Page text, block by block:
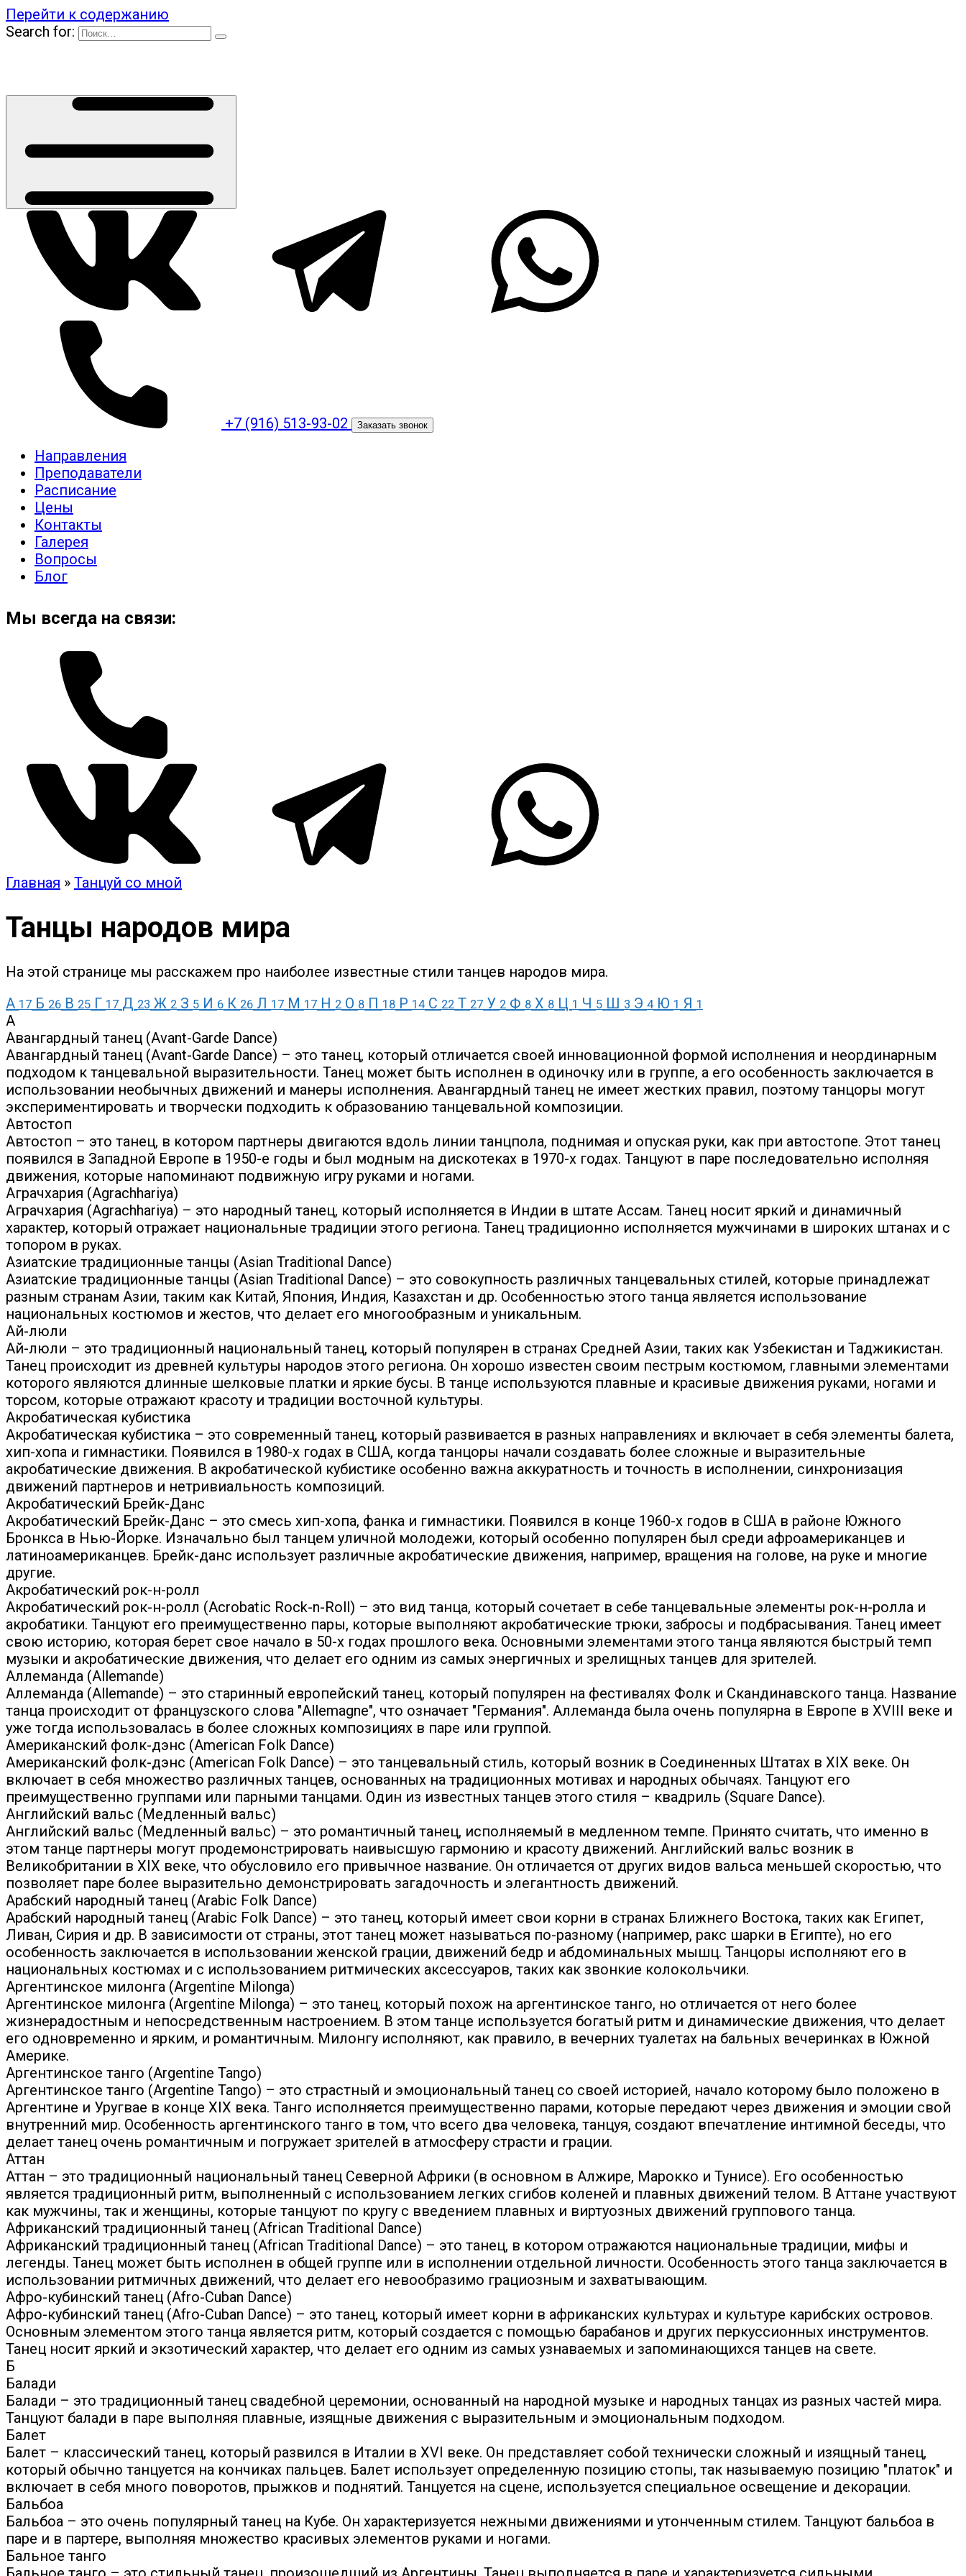
Перейти к содержанию
Search for:
+7 (916) 513-93-02 Заказать звонок
Направления
Преподаватели
Расписание
Цены
Контакты
Галерея
Вопросы
Блог
Мы всегда на связи:
Главная » Танцуй со мной
Танцы народов мира
На этой странице мы расскажем про наиболее известные стили танцев народов мира.
А 17 Б 26 В 25 Г 17 Д 23 Ж 2 З 5 И 6 К 26 Л 17 М 17 Н 2 О 8 П 18 Р 14 С 22 Т 27 У 2 Ф 8 Х 8 Ц 1 Ч 5 Ш 3 Э 4 Ю 1 Я 1
А
Авангардный танец (Avant-Garde Dance)
Авангардный танец (Avant-Garde Dance) – это танец, который отличается своей инновационной формой исполнения и неординарным
подходом к танцевальной выразительности. Танец может быть исполнен в одиночку или в группе, а его особенность заключается в
использовании необычных движений и манеры исполнения. Авангардный танец не имеет жестких правил, поэтому танцоры могут
экспериментировать и творчески подходить к образованию танцевальной композиции.
Автостоп
Автостоп – это танец, в котором партнеры двигаются вдоль линии танцпола, поднимая и опуская руки, как при автостопе. Этот танец
появился в Западной Европе в 1950-е годы и был модным на дискотеках в 1970-х годах. Танцуют в паре последовательно исполняя
движения, которые напоминают подвижную игру руками и ногами.
Аграчхария (Agrachhariya)
Аграчхария (Agrachhariya) – это народный танец, который исполняется в Индии в штате Ассам. Танец носит яркий и динамичный
характер, который отражает национальные традиции этого региона. Танец традиционно исполняется мужчинами в широких штанах и с
топором в руках.
Азиатские традиционные танцы (Asian Traditional Dance)
Азиатские традиционные танцы (Asian Traditional Dance) ­– это совокупность различных танцевальных стилей, которые принадлежат
разным странам Азии, таким как Китай, Япония, Индия, Казахстан и др. Особенностью этого танца является использование
национальных костюмов и жестов, что делает его многообразным и уникальным.
Ай-люли
Ай-люли – это традиционный национальный танец, который популярен в странах Средней Азии, таких как Узбекистан и Таджикистан.
Танец происходит из древней культуры народов этого региона. Он хорошо известен своим пестрым костюмом, главными элементами
которого являются длинные шелковые платки и яркие бусы. В танце используются плавные и красивые движения руками, ногами и
торсом, которые отражают красоту и традиции восточной культуры.
Акробатическая кубистика
Акробатическая кубистика – это современный танец, который развивается в разных направлениях и включает в себя элементы балета,
хип-хопа и гимнастики. Появился в 1980-х годах в США, когда танцоры начали создавать более сложные и выразительные
акробатические движения. В акробатической кубистике особенно важна аккуратность и точность в исполнении, синхронизация
движений партнеров и нетривиальность композиций.
Акробатический Брейк-Данс
Акробатический Брейк-Данс – это смесь хип-хопа, фанка и гимнастики. Появился в конце 1960-х годов в США в районе Южного
Бронкса в Нью-Йорке. Изначально был танцем уличной молодежи, который особенно популярен был среди афроамериканцев и
латиноамериканцев. Брейк-данс использует различные акробатические движения, например, вращения на голове, на руке и многие
другие.
Акробатический рок-н-ролл
Акробатический рок-н-ролл (Acrobatic Rock-n-Roll) – это вид танца, который сочетает в себе танцевальные элементы рок-н-ролла и
акробатики. Танцуют его преимущественно пары, которые выполняют акробатические трюки, забросы и подбрасывания. Танец имеет
свою историю, которая берет свое начало в 50-х годах прошлого века. Основными элементами этого танца являются быстрый темп
музыки и акробатические движения, что делает его одним из самых энергичных и зрелищных танцев для зрителей.
Аллеманда (Allemande)
Аллеманда (Allemande) – это старинный европейский танец, который популярен на фестивалях Фолк и Скандинавского танца. Название
танца происходит от французского слова "Allemagne", что означает "Германия". Аллеманда была очень популярна в Европе в XVIII веке и
уже тогда использовалась в более сложных композициях в паре или группой.
Американский фолк-дэнс (American Folk Dance)
Американский фолк-дэнс (American Folk Dance) – это танцевальный стиль, который возник в Соединенных Штатах в XIX веке. Он
включает в себя множество различных танцев, основанных на традиционных мотивах и народных обычаях. Танцуют его
преимущественно группами или парными танцами. Один из известных танцев этого стиля – квадриль (Square Dance).
Английский вальс (Медленный вальс)
Английский вальс (Медленный вальс) – это романтичный танец, исполняемый в медленном темпе. Принято считать, что именно в
этом танце партнеры могут продемонстрировать наивысшую гармонию и красоту движений. Английский вальс возник в
Великобритании в XIX веке, что обусловило его привычное название. Он отличается от других видов вальса меньшей скоростью, что
позволяет паре более выразительно демонстрировать загадочность и элегантность движений.
Арабский народный танец (Arabic Folk Dance)
Арабский народный танец (Arabic Folk Dance) – это танец, который имеет свои корни в странах Ближнего Востока, таких как Египет,
Ливан, Сирия и др. В зависимости от страны, этот танец может называться по-разному (например, ракс шарки в Египте), но его
особенность заключается в использовании женской грации, движений бедр и абдоминальных мышц. Танцоры исполняют его в
национальных костюмах и с использованием ритмических аксессуаров, таких как звонкие колокольчики.
Аргентинское милонга (Argentine Milonga)
Аргентинское милонга (Argentine Milonga) – это танец, который похож на аргентинское танго, но отличается от него более
жизнерадостным и непосредственным настроением. В этом танце используется богатый ритм и динамические движения, что делает
его одновременно и ярким, и романтичным. Милонгу исполняют, как правило, в вечерних туалетах на бальных вечеринках в Южной
Америке.
Аргентинское танго (Argentine Tango)
Аргентинское танго (Argentine Tango) – это страстный и эмоциональный танец со своей историей, начало которому было положено в
Аргентине и Уругвае в конце XIX века. Танго исполняется преимущественно парами, которые передают через движения и эмоции свой
внутренний мир. Особенность аргентинского танго в том, что всего два человека, танцуя, создают впечатление интимной беседы, что
делает танец очень романтичным и погружает зрителей в атмосферу страсти и грации.
Аттан
Аттан – это традиционный национальный танец Северной Африки (в основном в Алжире, Марокко и Тунисе). Его особенностью
является традиционный ритм, выполненный с использованием легких сгибов коленей и плавных движений телом. В Аттане участвуют
как мужчины, так и женщины, которые танцуют по кругу с введением плавных и виртуозных движений группового танца.
Африканский традиционный танец (African Traditional Dance)
Африканский традиционный танец (African Traditional Dance) – это танец, в котором отражаются национальные традиции, мифы и
легенды. Танец может быть исполнен в общей группе или в исполнении отдельной личности. Особенность этого танца заключается в
использовании ритмичных движений, что делает его невообразимо грациозным и захватывающим.
Афро-кубинский танец (Afro-Cuban Dance)
Афро-кубинский танец (Afro-Cuban Dance) – это танец, который имеет корни в африканских культурах и культуре карибских островов.
Основным элементом этого танца является ритм, который создается с помощью барабанов и других перкуссионных инструментов.
Танец носит яркий и экзотический характер, что делает его одним из самых узнаваемых и запоминающихся танцев на свете.
Б
Балади
Балади – это традиционный танец свадебной церемонии, основанный на народной музыке и народных танцах из разных частей мира.
Танцуют балади в паре выполняя плавные, изящные движения с выразительным и эмоциональным подходом.
Балет
Балет – классический танец, который развился в Италии в XVI веке. Он представляет собой технически сложный и изящный танец,
который обычно танцуется на кончиках пальцев. Балет использует определенную позицию стопы, так называемую позицию "платок" и
включает в себя много поворотов, прыжков и поднятий. Танцуется на сцене, используется специальное освещение и декорации.
Бальбоа
Бальбоа – это очень популярный танец на Кубе. Он характеризуется нежными движениями и утонченным стилем. Танцуют бальбоа в
паре и в партере, выполняя множество красивых элементов руками и ногами.
Бальное танго